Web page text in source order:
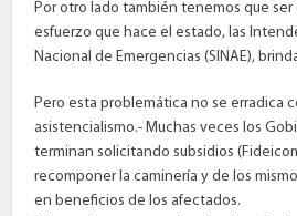
Por otro lado también tenemos que
esfuerzo que hace el estado, las
Nacional de Emergencias (SINAE),
Pero esta problemática no se erradica
asistencialismo.- Muchas veces los
terminan solicitando subsidios
recomponer la caminería y de los
en beneficios de los afectados.